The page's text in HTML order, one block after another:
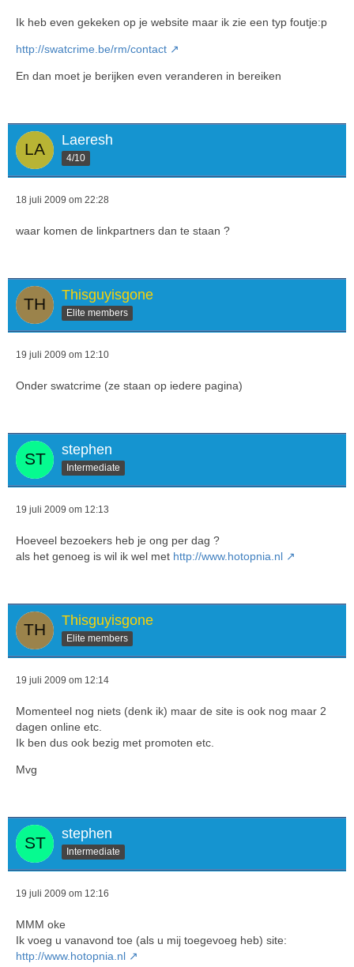
Ik heb even gekeken op je website maar ik zie een typ foutje:p
http://swatcrime.be/rm/contact
En dan moet je berijken even veranderen in bereiken
Laeresh
4/10
18 juli 2009 om 22:28
waar komen de linkpartners dan te staan ?
Thisguyisgone
Elite members
19 juli 2009 om 12:10
Onder swatcrime (ze staan op iedere pagina)
stephen
Intermediate
19 juli 2009 om 12:13
Hoeveel bezoekers heb je ong per dag ?
als het genoeg is wil ik wel met http://www.hotopnia.nl
Thisguyisgone
Elite members
19 juli 2009 om 12:14
Momenteel nog niets (denk ik) maar de site is ook nog maar 2
dagen online etc.
Ik ben dus ook bezig met promoten etc.
Mvg
stephen
Intermediate
19 juli 2009 om 12:16
MMM oke
Ik voeg u vanavond toe (als u mij toegevoeg heb) site:
http://www.hotopnia.nl